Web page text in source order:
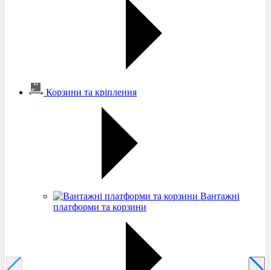
Корзини та кріплення
Вантажні
платформи та корзини